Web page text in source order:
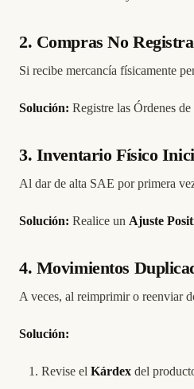
2. Compras No
Si recibe mercancía físicamente
Solución: Registre las Órdenes
3. Inventario Físico
Al dar de alta SAE por primera
Solución: Realice un Ajuste
4. Movimientos
A veces, al reimprimir o reenviar
Solución:
Revise el Kárdex del